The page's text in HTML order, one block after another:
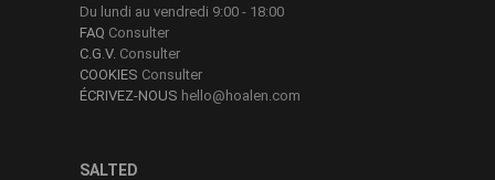
SALTED
Du lundi au vendredi 9:00 - 18:00
FAQ Consulter
C.G.V. Consulter
COOKIES Consulter
ÉCRIVEZ-NOUS hello@hoalen.com